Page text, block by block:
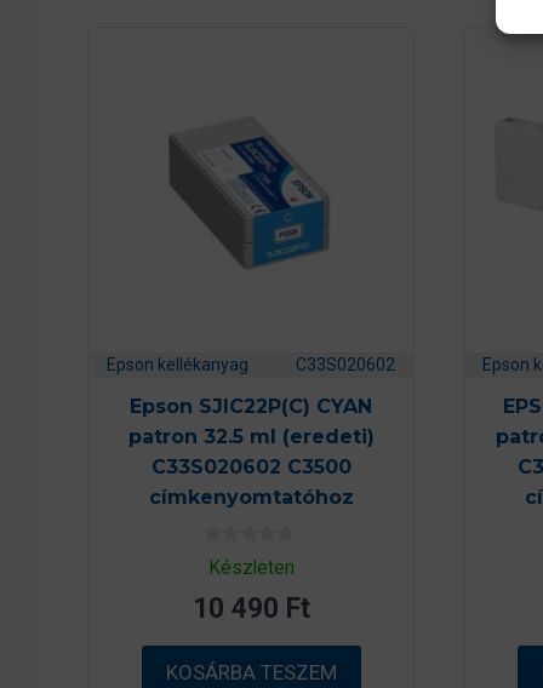
Epson kellékanyag C33S020602
Epson SJIC22P(C) CYAN
patron 32.5 ml (eredeti)
C33S020602 C3500
címkenyomtatóhoz
0
a
5
b
ő
l
Készleten
10 490 Ft
KOSÁRBA TESZEM
Epson